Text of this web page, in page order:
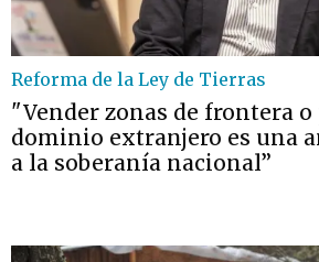
Reforma de la Ley de Tierras
"Vender zonas de frontera
dominio extranjero es una
a la soberanía nacional”